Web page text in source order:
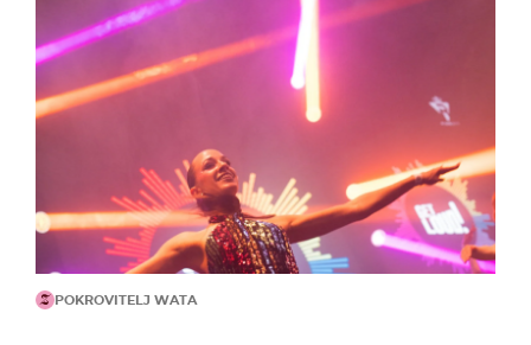
POKROVITELJ WATA